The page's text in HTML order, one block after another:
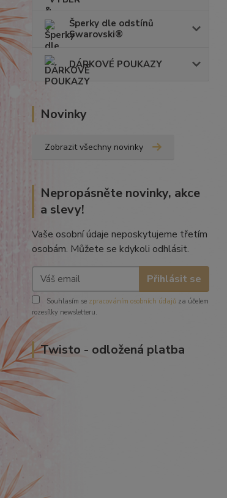
Šperky dle odstínů
Swarovski®
DÁRKOVÉ POUKAZY
Novinky
Zobrazit všechny novinky
Nepropásněte novinky, akce
a slevy!
Vaše osobní údaje neposkytujeme třetím
osobám. Můžete se kdykoli odhlásit.
Přihlásit se
Souhlasím se zpracováním osobních údajů za účelem
rozesílky newsletteru.
Twisto - odložená platba